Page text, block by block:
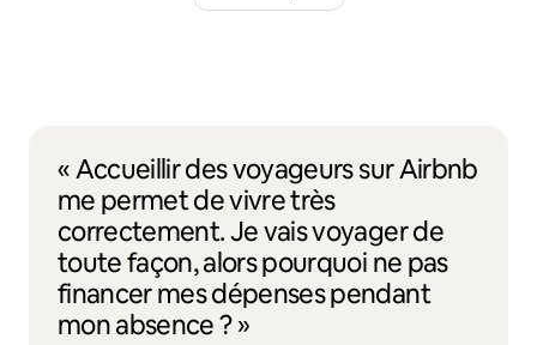
« Accueillir des voyageurs sur Airbnb
me permet de vivre très
correctement. Je vais voyager de
toute façon, alors pourquoi ne pas
financer mes dépenses pendant
mon absence ? »